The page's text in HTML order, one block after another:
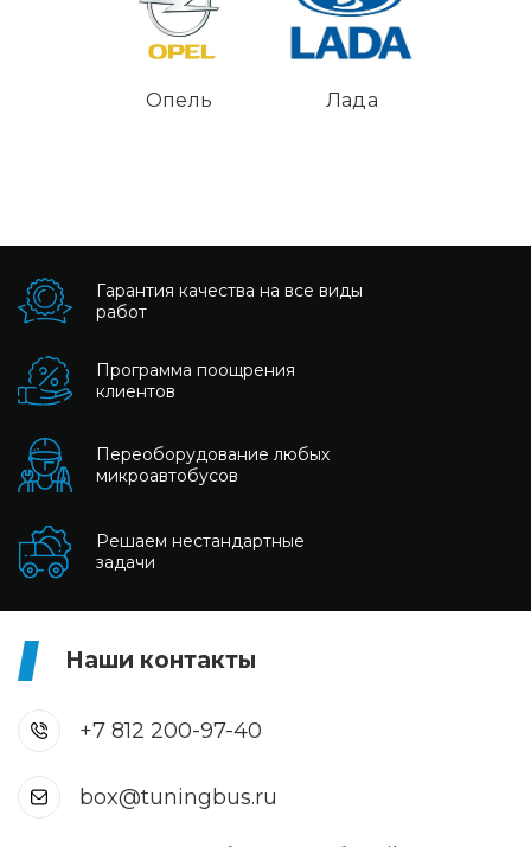
Опель Лада
Гарантия качества на все виды
работ
Программа поощрения
клиентов
Переоборудование любых
микроавтобусов
Решаем нестандартные
задачи
Наши контакты
+7 812 200-97-40
box@tuningbus.ru